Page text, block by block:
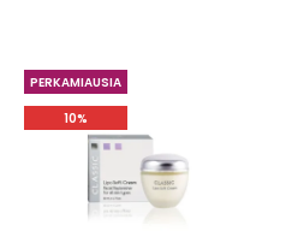
PERKAMIAUSIA
10%